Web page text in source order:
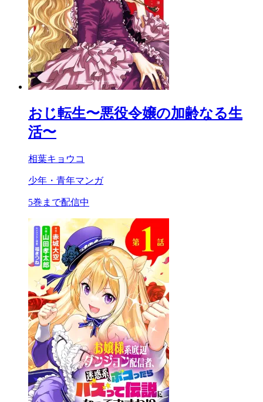
おじ転生〜悪役令嬢の加齢なる生
活〜
相葉キョウコ
少年・青年マンガ
5巻まで配信中